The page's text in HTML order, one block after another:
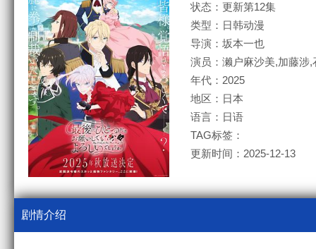
状态：更新第12集
类型：日韩动漫
导演：坂本一也
演员：濑户麻沙美,加藤涉
年代：2025
地区：日本
语言：日语
TAG标签：
更新时间：2025-12-13
剧情介绍